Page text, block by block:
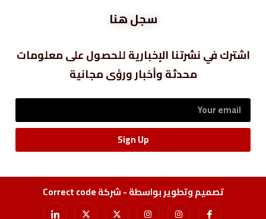
سجل هنا
اشترك في نشرتنا الإخبارية للحصول على معلومات
محدثة وأخبار ورؤى مجانية
Sign Up
تصميم وتطوير بواسطة - شركة Correct code